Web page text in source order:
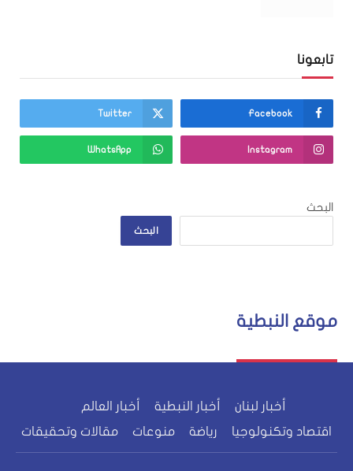
تابعونا
Facebook
Twitter
Instagram
WhatsApp
البحث
البحث
موقع النبطية
أخبار لبنان أخبار النبطية
أخبار العالم
اقتصاد وتكنولوجيا
رياضة منوعات مقالات وتحقيقات